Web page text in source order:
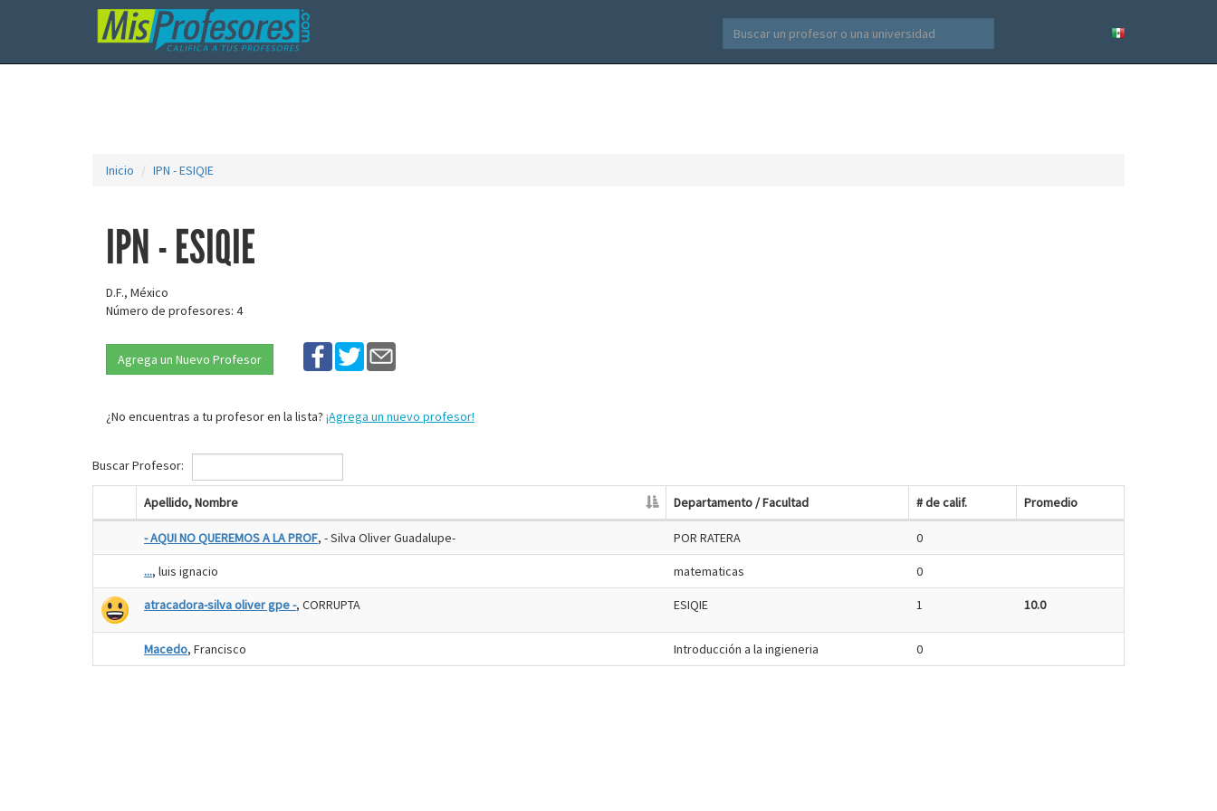
Inicio IPN - ESIQIE
IPN - ESIQIE
D.F., México
Número de profesores: 4
Agrega un Nuevo Profesor
¿No encuentras a tu profesor en la lista? ¡Agrega un nuevo profesor!
Buscar Profesor:
Apellido, Nombre Departamento / Facultad # de calif. Promedio
- AQUI NO QUEREMOS A LA PROF, - Silva Oliver Guadalupe- POR RATERA 0
..., luis ignacio matematicas 0
atracadora-silva oliver gpe -, CORRUPTA ESIQIE 1 10.0
Macedo, Francisco Introducción a la ingieneria 0